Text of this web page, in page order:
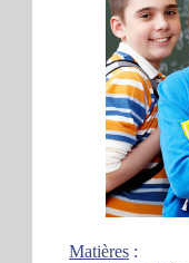
Matières :